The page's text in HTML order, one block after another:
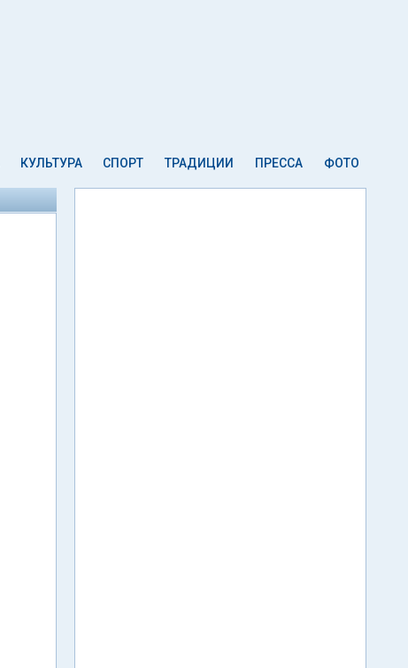
КУЛЬТУРА СПОРТ ТРАДИЦИИ ПРЕССА ФОТО